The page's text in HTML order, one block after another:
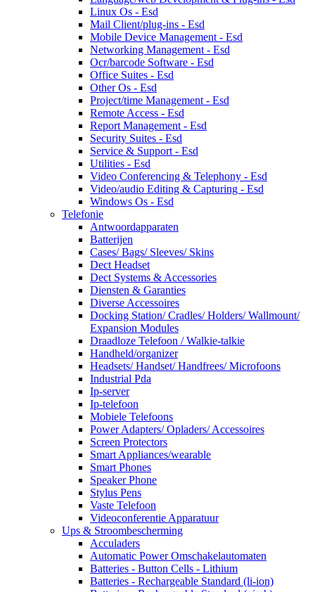
Linux Os - Esd
Mail Client/plug-ins - Esd
Mobile Device Management - Esd
Networking Management - Esd
Ocr/barcode Software - Esd
Office Suites - Esd
Other Os - Esd
Project/time Management - Esd
Remote Access - Esd
Report Management - Esd
Security Suites - Esd
Service & Support - Esd
Utilities - Esd
Video Conferencing & Telephony - Esd
Video/audio Editing & Capturing - Esd
Windows Os - Esd
Telefonie
Antwoordapparaten
Batterijen
Cases/ Bags/ Sleeves/ Skins
Dect Headset
Dect Systems & Accessories
Diensten & Garanties
Diverse Accessoires
Docking Station/ Cradles/ Holders/ Wallmount/
Expansion Modules
Draadloze Telefoon / Walkie-talkie
Handheld/organizer
Headsets/ Handset/ Handfrees/ Microfoons
Industrial Pda
Ip-server
Ip-telefoon
Mobiele Telefoons
Power Adapters/ Opladers/ Accessoires
Screen Protectors
Smart Appliances/wearable
Smart Phones
Speaker Phone
Stylus Pens
Vaste Telefoon
Videoconferentie Apparatuur
Ups & Stroombescherming
Acculaders
Automatic Power Omschakelautomaten
Batteries - Button Cells - Lithium
Batteries - Rechargeable Standard (li-ion)